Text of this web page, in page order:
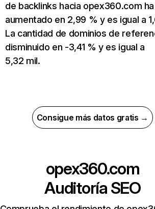
de backlinks hacia opex360.com ha
aumentado en 2,99 % y es igual a
La cantidad de dominios de
disminuido en -3,41 % y es igual a
5,32 mil.
Consigue más datos gratis →
opex360.com
Auditoría SEO